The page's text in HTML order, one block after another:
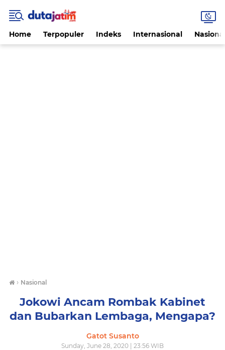
Home Terpopuler Indeks Internasional
› Nasional
Jokowi Ancam Rombak Kabinet
dan Bubarkan Lembaga, Mengapa?
Gatot Susanto
Sunday, June 28, 2020 | 23:56 WIB